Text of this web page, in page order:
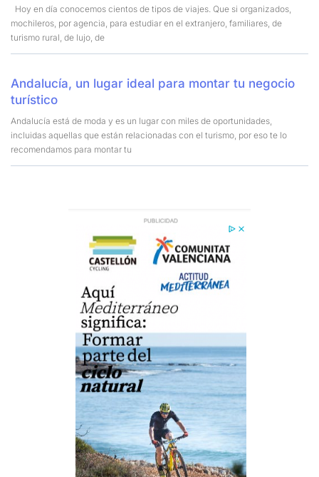
Hoy en día conocemos cientos de tipos de viajes. Que si organizados,
mochileros, por agencia, para estudiar en el extranjero, familiares, de
turismo rural, de lujo, de
Andalucía, un lugar ideal para montar tu negocio
turístico
Andalucía está de moda y es un lugar con miles de oportunidades,
incluidas aquellas que están relacionadas con el turismo, por eso te lo
recomendamos para montar tu